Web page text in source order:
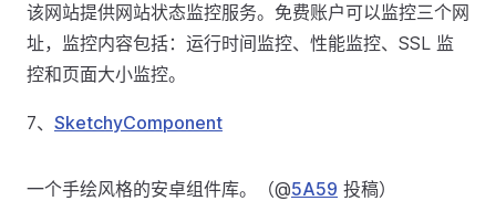
该网站提供网站状态监控服务。免费账户可以监控三个网
址，监控内容包括：运行时间监控、性能监控、SSL 监
控和页面大小监控。
7、 SketchyComponent
一个手绘风格的安卓组件库。（@5A59 投稿）